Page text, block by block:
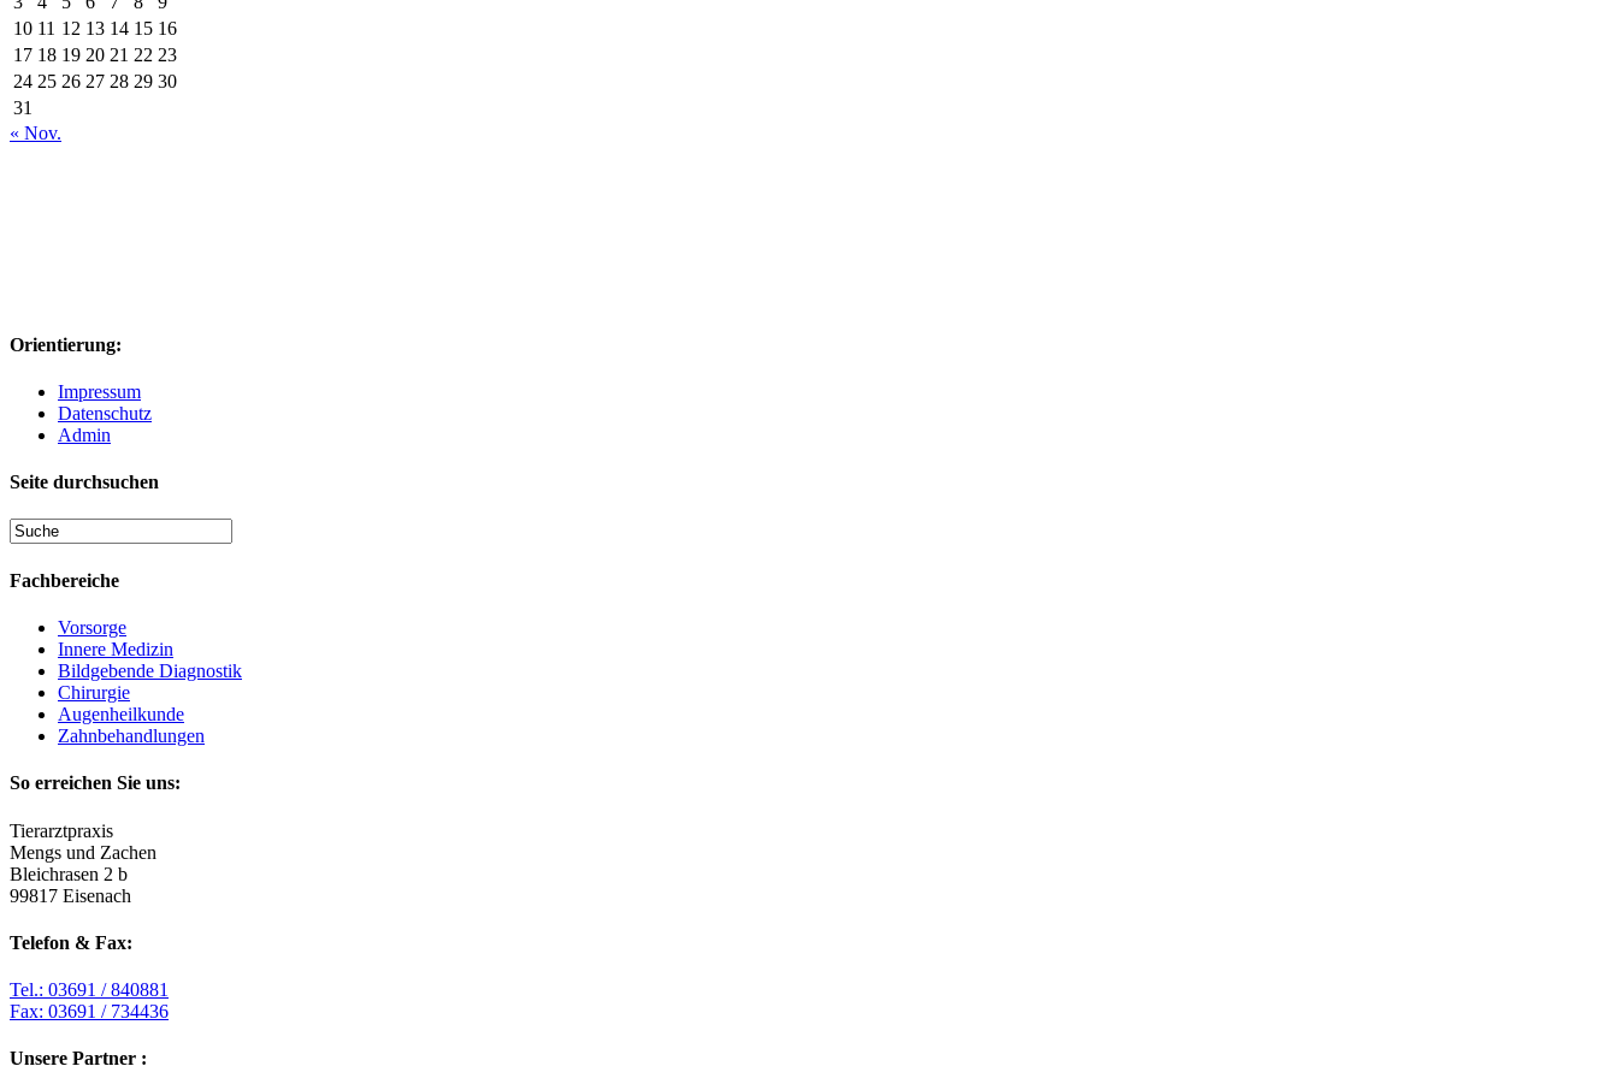
10 11 12 13 14 15 16
17 18 19 20 21 22 23
24 25 26 27 28 29 30
31
« Nov.
Orientierung:
Impressum
Datenschutz
Admin
Seite durchsuchen
Fachbereiche
Vorsorge
Innere Medizin
Bildgebende Diagnostik
Chirurgie
Augenheilkunde
Zahnbehandlungen
So erreichen Sie uns:
Tierarztpraxis
Mengs und Zachen
Bleichrasen 2 b
99817 Eisenach
Telefon & Fax:
Tel.: 03691 / 840881
Fax: 03691 / 734436
Unsere Partner :